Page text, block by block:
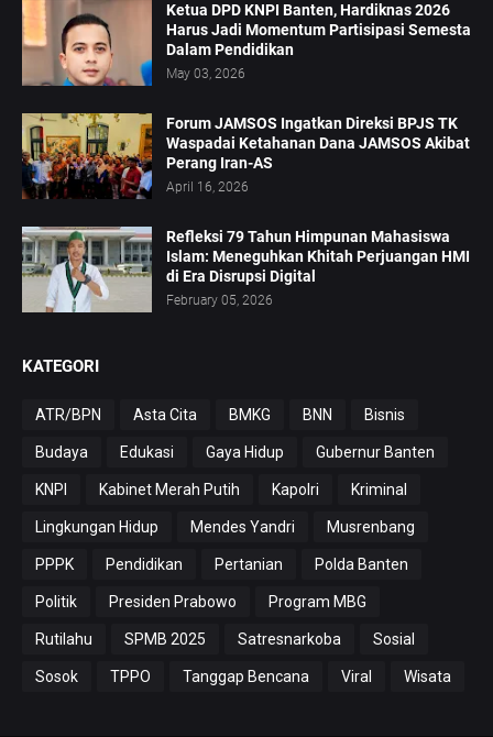
Ketua DPD KNPI Banten, Hardiknas 2026
Harus Jadi Momentum Partisipasi Semesta
Dalam Pendidikan
May 03, 2026
Forum JAMSOS Ingatkan Direksi BPJS TK
Waspadai Ketahanan Dana JAMSOS Akibat
Perang Iran-AS
April 16, 2026
Refleksi 79 Tahun Himpunan Mahasiswa
Islam: Meneguhkan Khitah Perjuangan HMI
di Era Disrupsi Digital
February 05, 2026
KATEGORI
ATR/BPN Asta Cita BMKG BNN Bisnis
Budaya Edukasi Gaya Hidup Gubernur Banten
KNPI Kabinet Merah Putih Kapolri Kriminal
Lingkungan Hidup Mendes Yandri Musrenbang
PPPK Pendidikan Pertanian Polda Banten
Politik Presiden Prabowo Program MBG
Rutilahu SPMB 2025 Satresnarkoba Sosial
Sosok TPPO Tanggap Bencana Viral Wisata